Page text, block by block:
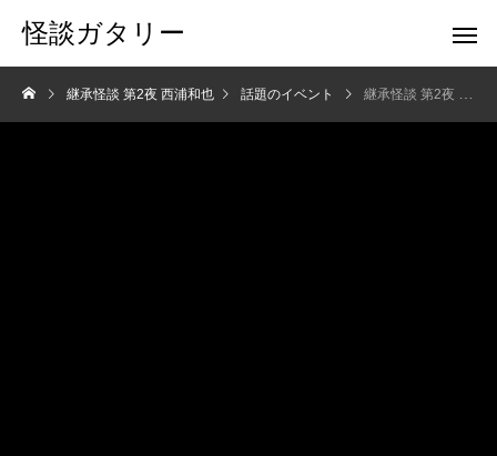
怪談ガタリー
継承怪談 第2夜 西浦和也 話題のイベント 継承怪談 第2夜 西浦和也